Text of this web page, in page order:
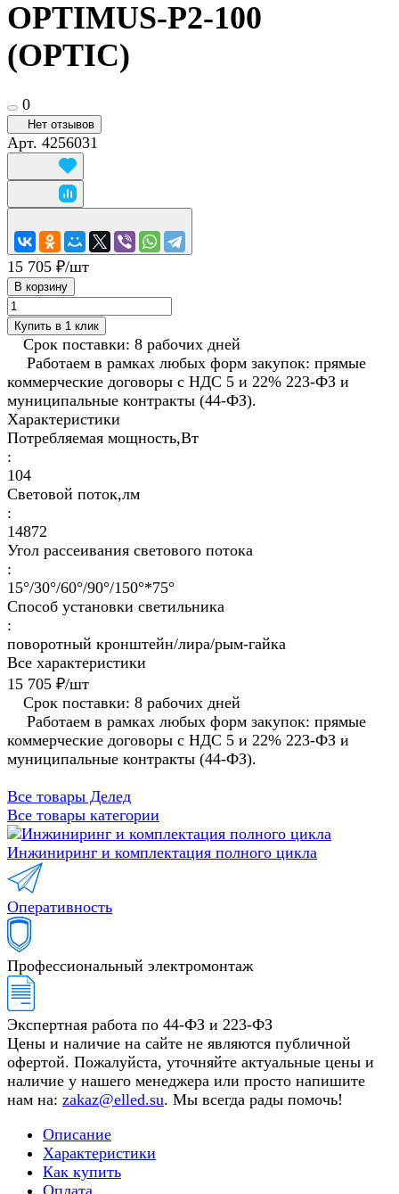
OPTIMUS-P2-100
(OPTIC)
0
Нет отзывов
Арт. 4256031
15 705 ₽/шт
В корзину
Купить в 1 клик
Срок поставки: 8 рабочих дней
Работаем в рамках любых форм закупок: прямые
коммерческие договоры с НДС 5 и 22% 223-ФЗ и
муниципальные контракты (44-ФЗ).
Характеристики
Потребляемая мощность,Вт
:
104
Световой поток,лм
:
14872
Угол рассеивания светового потока
:
15°/30°/60°/90°/150°*75°
Способ установки светильника
:
поворотный кронштейн/лира/рым-гайка
Все характеристики
15 705 ₽/шт
Срок поставки: 8 рабочих дней
Работаем в рамках любых форм закупок: прямые
коммерческие договоры с НДС 5 и 22% 223-ФЗ и
муниципальные контракты (44-ФЗ).
Все товары Делед
Все товары категории
Инжиниринг и комплектация полного цикла
Оперативность
Профессиональный электромонтаж
Экспертная работа по 44-ФЗ и 223-ФЗ
Цены и наличие на сайте не являются публичной
офертой. Пожалуйста, уточняйте актуальные цены и
наличие у нашего менеджера или просто напишите
нам на: zakaz@elled.su. Мы всегда рады помочь!
Описание
Характеристики
Как купить